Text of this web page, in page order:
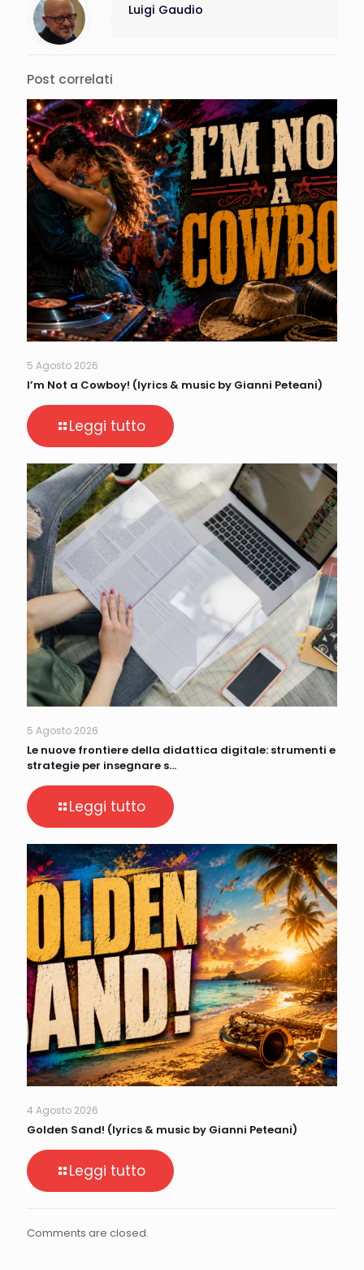
Luigi Gaudio
Post correlati
5 Agosto 2026
I’m Not a Cowboy! (lyrics & music by Gianni Peteani)
Leggi tutto
5 Agosto 2026
Le nuove frontiere della didattica digitale: strumenti e
strategie per insegnare s…
Leggi tutto
4 Agosto 2026
Golden Sand! (lyrics & music by Gianni Peteani)
Leggi tutto
Comments are closed.